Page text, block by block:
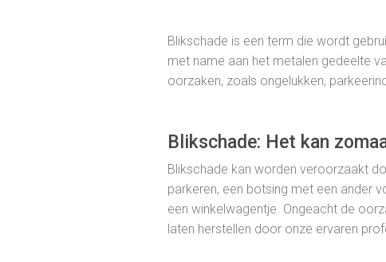
Blikschade is een term die wordt
met name aan het metalen gedeelte
oorzaken, zoals ongelukken,
Blikschade: Het kan
Blikschade kan worden veroorzaakt
parkeren, een botsing met een ander
een winkelwagentje. Ongeacht de
laten herstellen door onze ervaren